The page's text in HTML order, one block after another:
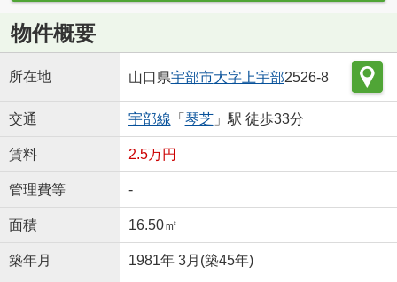
物件概要
所在地 山口県宇部市大字上宇部2526-8
交通 宇部線 「 琴芝」駅 徒歩33分
賃料 2.5万円
管理費等 -
面積 16.50㎡
築年月 1981年 3月(築45年)